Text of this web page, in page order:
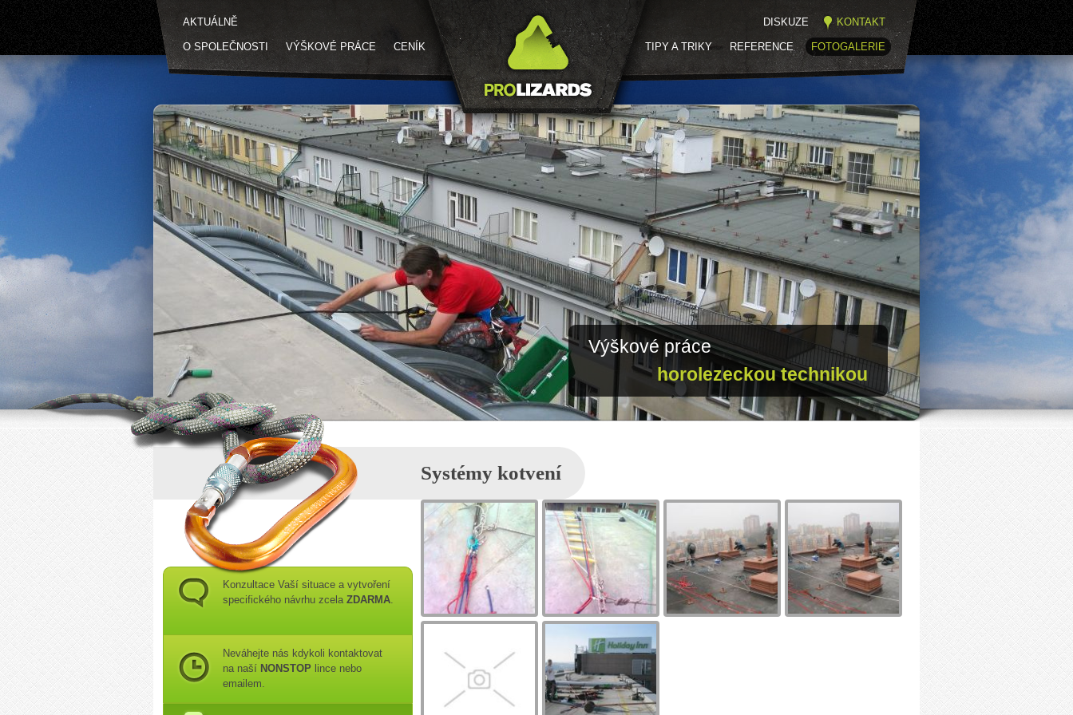
AKTUÁLNĚ
O SPOLEČNOSTI VÝŠKOVÉ PRÁCE CENÍK
KONTAKT
DISKUZE
FOTOGALERIE
REFERENCE
TIPY A TRIKY
Výškové práce
horolezeckou technikou
Systémy kotvení
Konzultace Vaší situace a vytvoření
specifického návrhu zcela ZDARMA.
Neváhejte nás kdykoli kontaktovat
na naší NONSTOP lince nebo
emailem.